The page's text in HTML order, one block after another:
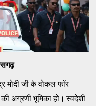
मोदी जी के वोकल फॉर
अग्रणी भूमिका हो। स्वदेशी